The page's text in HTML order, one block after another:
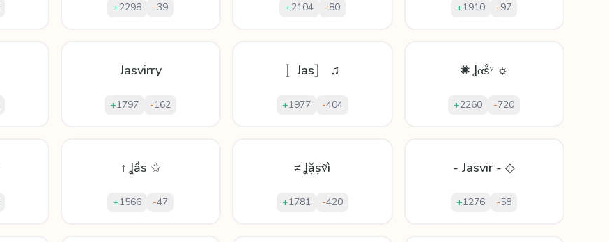
+2298 -39 +2104 -80 +1910 -97
Jasvirry
+1797 -162
〚Jas〛 ♫
+1977 -404
✺ Ʝαṧᵛ ☼
+2260 -720
↑ Ʝầs ✩
+1566 -47
≠ Ʝặṣṽì
+1781 -420
- Jasvir - ◇
+1276 -58